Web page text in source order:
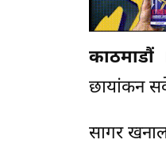
काठमाडौं
छायांकन
सागर